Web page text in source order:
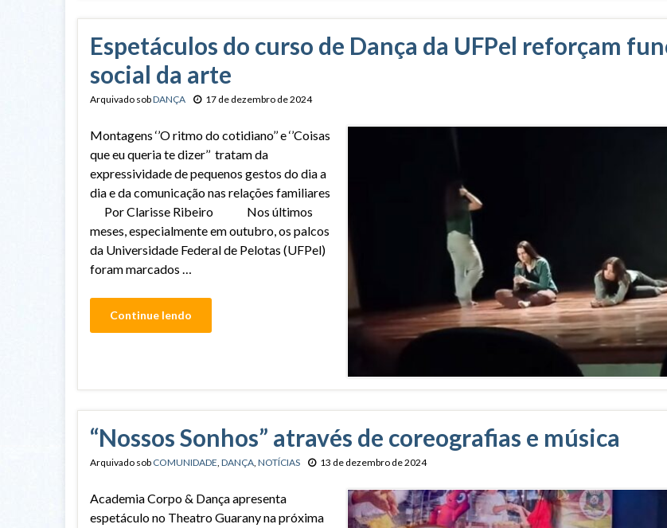
Espetáculos do curso de Dança da UFPel reforçam
social da arte
Arquivado sobDANÇA 17 de dezembro de 2024
Montagens ‘’O ritmo do cotidiano’’ e ‘’Coisas
que eu queria te dizer’’ tratam da
expressividade de pequenos gestos do dia a
dia e da comunicação nas relações familiares
Por Clarisse Ribeiro Nos últimos
meses, especialmente em outubro, os palcos
da Universidade Federal de Pelotas (UFPel)
foram marcados …
Continue lendo
“Nossos Sonhos” através de coreografias e música
Arquivado sob COMUNIDADE, DANÇA, NOTÍCIAS 13 de dezembro de 2024
Academia Corpo & Dança apresenta
espetáculo no Theatro Guarany na próxima